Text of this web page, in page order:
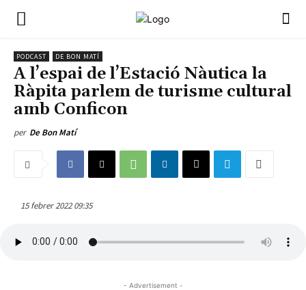
PODCAST DE BON MATÍ
A l’espai de l’Estació Nàutica la
Ràpita parlem de turisme cultural
amb Conficon
per De Bon Matí
15 febrer 2022 09:35
- Advertisement -